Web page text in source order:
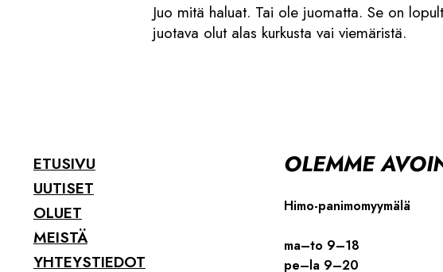
Juo mitä haluat. Tai ole juomatta. Se on
juotava olut alas kurkusta vai viemäristä.
ETUSIVU
UUTISET
OLUET
MEISTÄ
YHTEYSTIEDOT
OLEMME
Himo-panimomyymälä
ma–to 9–18
pe–la 9–20